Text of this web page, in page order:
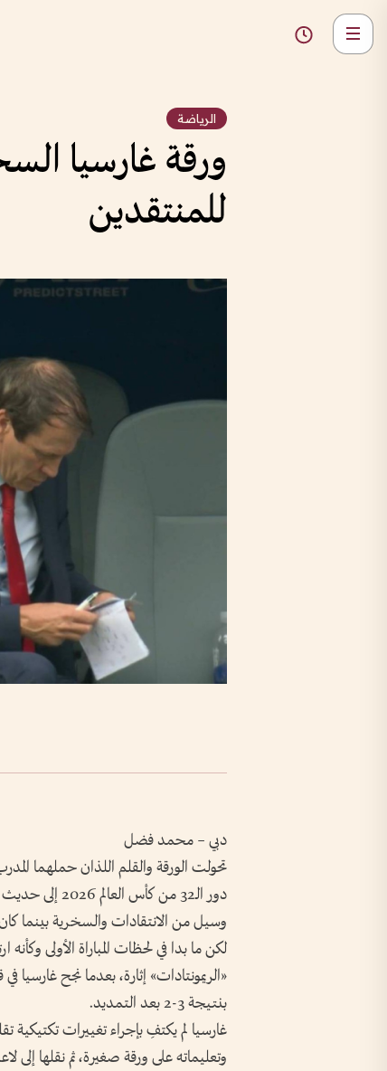
الرياضة
ورقة غارسيا
للمنتقدين
دبي – محمد فضل
تحولت الورقة والقلم اللذان حملهما
دور الـ32 من
وسيل من الانتقادات والسخرية بينما
لكن ما بدا في لحظات المباراة الأولى
«الريمونتادات» إثارة، بعدما نجح
بنتيجة 3-2 بعد التمديد.
غارسيا لم يكتفِ بإجراء تغييرات
وتعليماته على ورقة صغيرة، ثم نقلها